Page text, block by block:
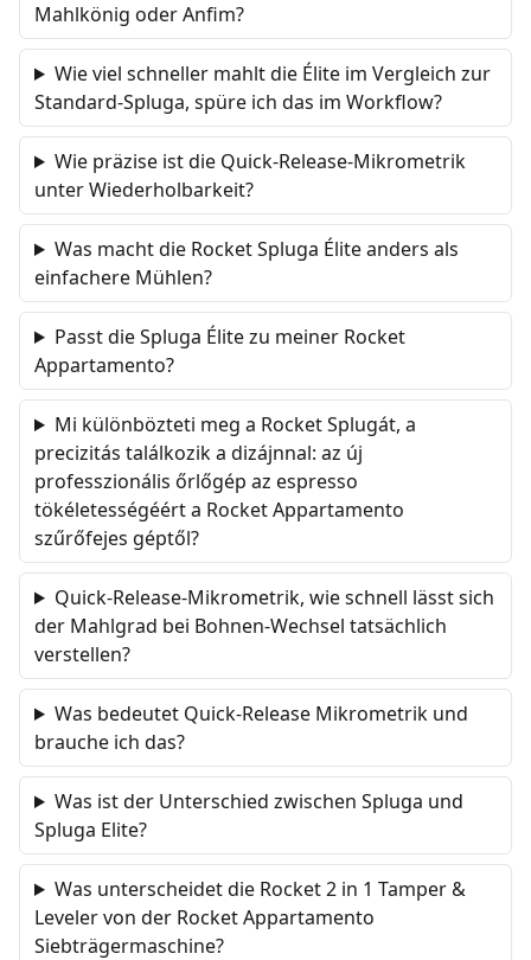
Mahlkönig oder Anfim?
Wie viel schneller mahlt die Élite im Vergleich zur
Standard-Spluga, spüre ich das im Workflow?
Wie präzise ist die Quick-Release-Mikrometrik
unter Wiederholbarkeit?
Was macht die Rocket Spluga Élite anders als
einfachere Mühlen?
Passt die Spluga Élite zu meiner Rocket
Appartamento?
Mi különbözteti meg a Rocket Splugát, a
precizitás találkozik a dizájnnal: az új
professzionális őrlőgép az espresso
tökéletességéért a Rocket Appartamento
szűrőfejes géptől?
Quick-Release-Mikrometrik, wie schnell lässt sich
der Mahlgrad bei Bohnen-Wechsel tatsächlich
verstellen?
Was bedeutet Quick-Release Mikrometrik und
brauche ich das?
Was ist der Unterschied zwischen Spluga und
Spluga Elite?
Was unterscheidet die Rocket 2 in 1 Tamper &
Leveler von der Rocket Appartamento
Siebträgermaschine?